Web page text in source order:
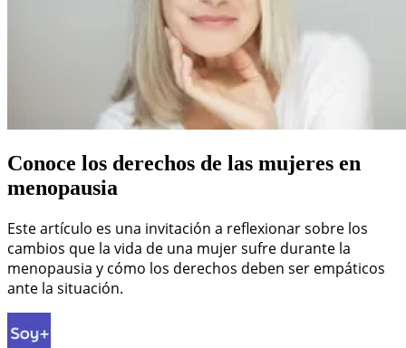
Conoce los derechos de las mujeres en
menopausia
Este artículo es una invitación a reflexionar sobre los
cambios que la vida de una mujer sufre durante la
menopausia y cómo los derechos deben ser empáticos
ante la situación.